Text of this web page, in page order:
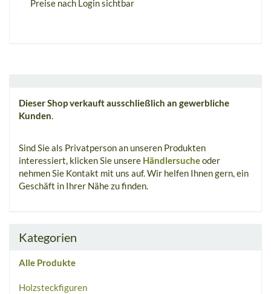
Preise nach Login sichtbar
Dieser Shop verkauft ausschließlich an gewerbliche
Kunden.
Sind Sie als Privatperson an unseren Produkten
interessiert, klicken Sie unsere Händlersucheoder
nehmen Sie Kontakt mit uns auf. Wir helfen Ihnen gern, ein
Geschäft in Ihrer Nähe zu finden.
Kategorien
Alle Produkte
Holzsteckfiguren